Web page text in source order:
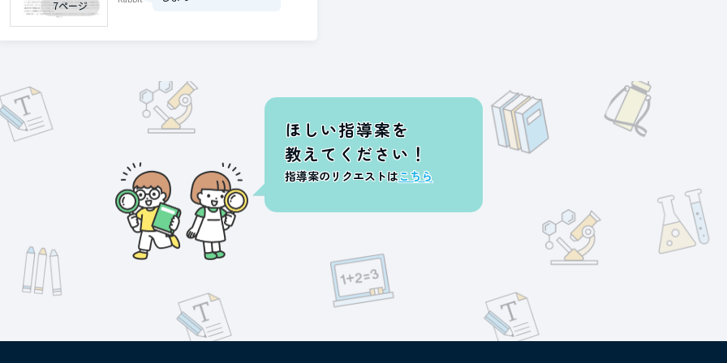
7ページ
ほしい指導案を
教えてください！
指導案のリクエストはこちら